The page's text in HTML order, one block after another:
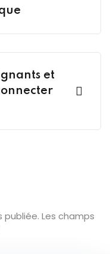
et
publiée. Les champs